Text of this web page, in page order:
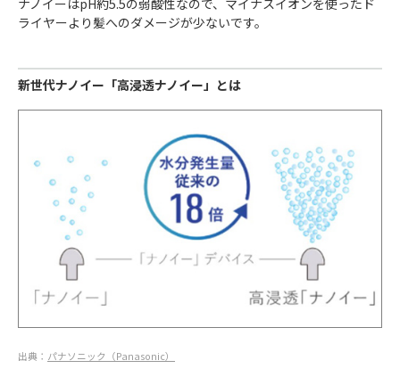
ライヤーより髪へのダメージが少ないです。
新世代ナノイー「高浸透ナノイー」とは
出典： パナソニック（Panasonic）